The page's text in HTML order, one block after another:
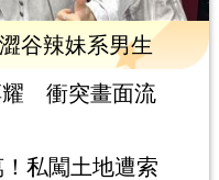
谷辣妹系男生
耀 衝突畫面流
私闖土地遭索